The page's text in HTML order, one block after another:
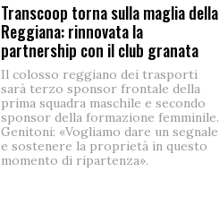
Transcoop torna sulla maglia della
Reggiana: rinnovata la
partnership con il club granata
Il colosso reggiano dei trasporti
sarà terzo sponsor frontale della
prima squadra maschile e secondo
sponsor della formazione femminile.
Genitoni: «Vogliamo dare un segnale
e sostenere la proprietà in questo
momento di ripartenza».